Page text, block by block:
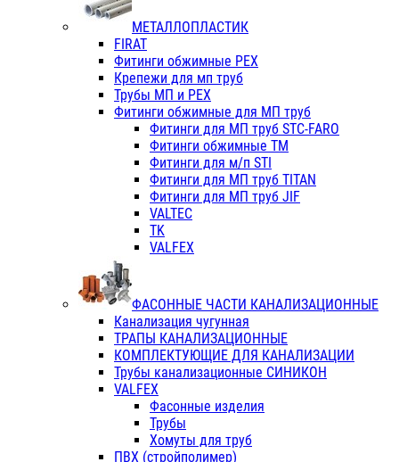
МЕТАЛЛОПЛАСТИК
FIRAT
Фитинги обжимные PEX
Крепежи для мп труб
Трубы МП и PEX
Фитинги обжимные для МП труб
Фитинги для МП труб STC-FARO
Фитинги обжимные ТМ
Фитинги для м/п STI
Фитинги для МП труб TITAN
Фитинги для МП труб JIF
VALTEC
TK
VALFEX
ФАСОННЫЕ ЧАСТИ КАНАЛИЗАЦИОННЫЕ
Канализация чугунная
ТРАПЫ КАНАЛИЗАЦИОННЫЕ
КОМПЛЕКТУЮЩИЕ ДЛЯ КАНАЛИЗАЦИИ
Трубы канализационные СИНИКОН
VALFEX
Фасонные изделия
Трубы
Хомуты для труб
ПВХ (стройполимер)